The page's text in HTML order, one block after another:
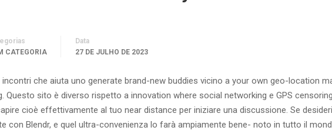
CATEGORIA
Data
27 DE JULHO DE 2023
che aiuta uno generate brand-new buddies vicino a your own geo-location
Questo sito è diverso rispetto a innovation where social networking e GPS
cioè effettivamente al tuo near distance per iniziare una discussione. Se
con Blendr, e quel ultra-convenienza lo farà ampiamente bene- noto in tutto il